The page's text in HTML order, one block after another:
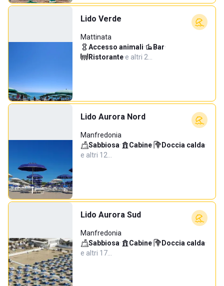
Lido Verde
Mattinata
Accesso animali· Bar·
Ristorante·e altri 2…
Lido Aurora Nord
Manfredonia
Sabbiosa· Cabine· Doccia calda·
e altri 12…
Lido Aurora Sud
Manfredonia
Sabbiosa· Cabine· Doccia calda·
e altri 17…